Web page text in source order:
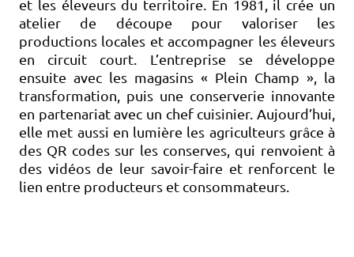
et les éleveurs du territoire. En 1981, il crée un
atelier de découpe pour valoriser les
productions locales et accompagner les éleveurs
en circuit court. L’entreprise se développe
ensuite avec les magasins « Plein Champ », la
transformation, puis une conserverie innovante
en partenariat avec un chef cuisinier. Aujourd’hui,
elle met aussi en lumière les agriculteurs grâce à
des QR codes sur les conserves, qui renvoient à
des vidéos de leur savoir-faire et renforcent le
lien entre producteurs et consommateurs.